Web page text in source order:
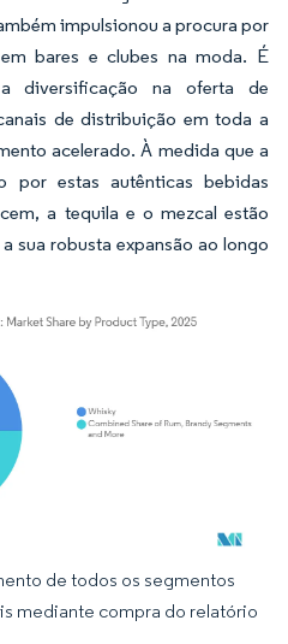
impulsionou a procura por
bares e clubes na moda. É
diversificação na oferta de
de distribuição em toda a
acelerado. À medida que a
por estas autênticas bebidas
a tequila e o mezcal estão
sua robusta expansão ao longo
requer atribuição conforme CC BY 4.0.
de todos os segmentos
mediante compra do relatório